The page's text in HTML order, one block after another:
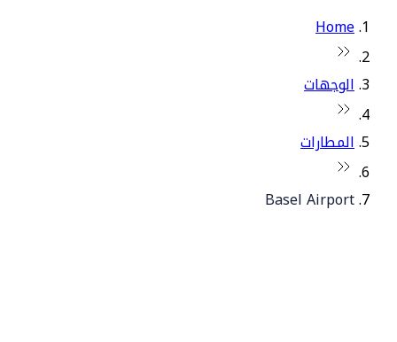
Home
الوجهات
المطارات
Basel Airport